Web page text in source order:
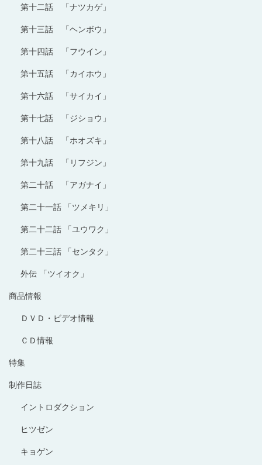
第十二話 「ナツカゲ」
第十三話 「ヘンボウ」
第十四話 「フウイン」
第十五話 「カイホウ」
第十六話 「サイカイ」
第十七話 「ジショウ」
第十八話 「ホオズキ」
第十九話 「リフジン」
第二十話 「アガナイ」
第二十一話 「ツメキリ」
第二十二話 「ユウワク」
第二十三話 「センタク」
外伝 「ツイオク」
商品情報
ＤＶＤ・ビデオ情報
ＣＤ情報
特集
制作日誌
イントロダクション
ヒツゼン
キョゲン